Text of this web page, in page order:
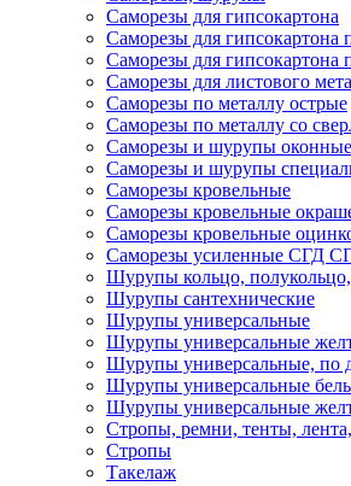
Саморезы для гипсокартона
Саморезы для гипсокартона
Саморезы для гипсокартона
Саморезы для листового
Саморезы по металлу острые
Саморезы по металлу со
Саморезы и шурупы оконные
Саморезы и шурупы
Саморезы кровельные
Саморезы кровельные
Саморезы кровельные
Саморезы усиленные СГД
Шурупы кольцо,
Шурупы сантехнические
Шурупы универсальные
Шурупы универсальные
Шурупы универсальные, по
Шурупы универсальные
Шурупы универсальные
Стропы, ремни, тенты,
Стропы
Такелаж